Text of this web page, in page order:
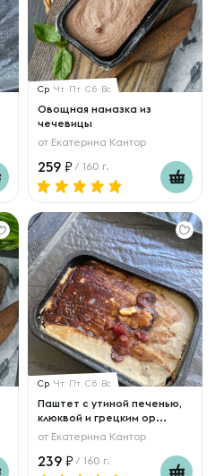
Ср Чт Пт Сб Вс
Овощная намазка из
чечевицы
от Екатерина Кантор
259 / 160 г.
Ср Чт Пт Сб Вс
Паштет с утиной печенью,
клюквой и грецким ор...
от Екатерина Кантор
239 / 160 г.